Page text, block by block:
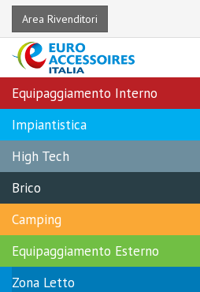
Area Rivenditori
Equipaggiamento Interno
Impiantistica
High Tech
Brico
Camping
Equipaggiamento Esterno
Zona Letto